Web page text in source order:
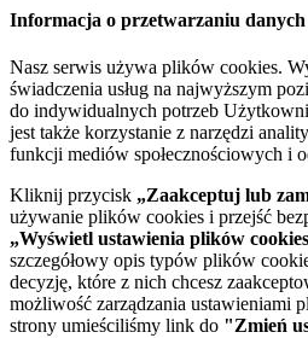
Informacja o przetwarzaniu danych
Nasz serwis używa plików cookies.
świadczenia usług na najwyższym
do indywidualnych potrzeb
jest także korzystanie z narzędzi
funkcji mediów społecznościowych i
Kliknij przycisk „Zaakceptuj lub
używanie plików cookies i przejść
„Wyświetl ustawienia plików
szczegółowy opis typów plików
decyzję, które z nich chcesz
możliwość zarządzania ustawieniami
strony umieściliśmy link do "Zmień